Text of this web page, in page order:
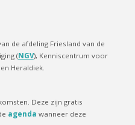
de afdeling Friesland van de
(NGV), Kenniscentrum voor
Heraldiek.
Deze zijn gratis
agenda wanneer deze